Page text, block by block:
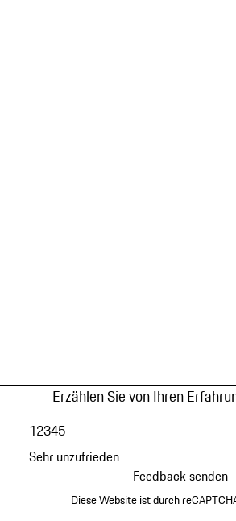
Erzählen Sie von Ihren
Sehr unzufrieden
12345
Feedback senden
Diese Website ist durch